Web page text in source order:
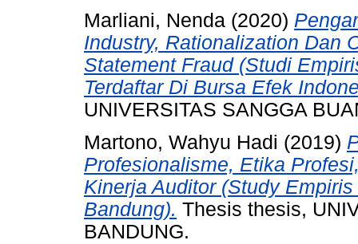
Marliani, Nenda (2020)
Industry, Rationalization Dan
Statement Fraud (Studi
Terdaftar Di Bursa Efek
UNIVERSITAS SANGGA
Martono, Wahyu Hadi (2019)
Profesionalisme, Etika
Kinerja Auditor (Study
Bandung). Thesis thesis,
BANDUNG.